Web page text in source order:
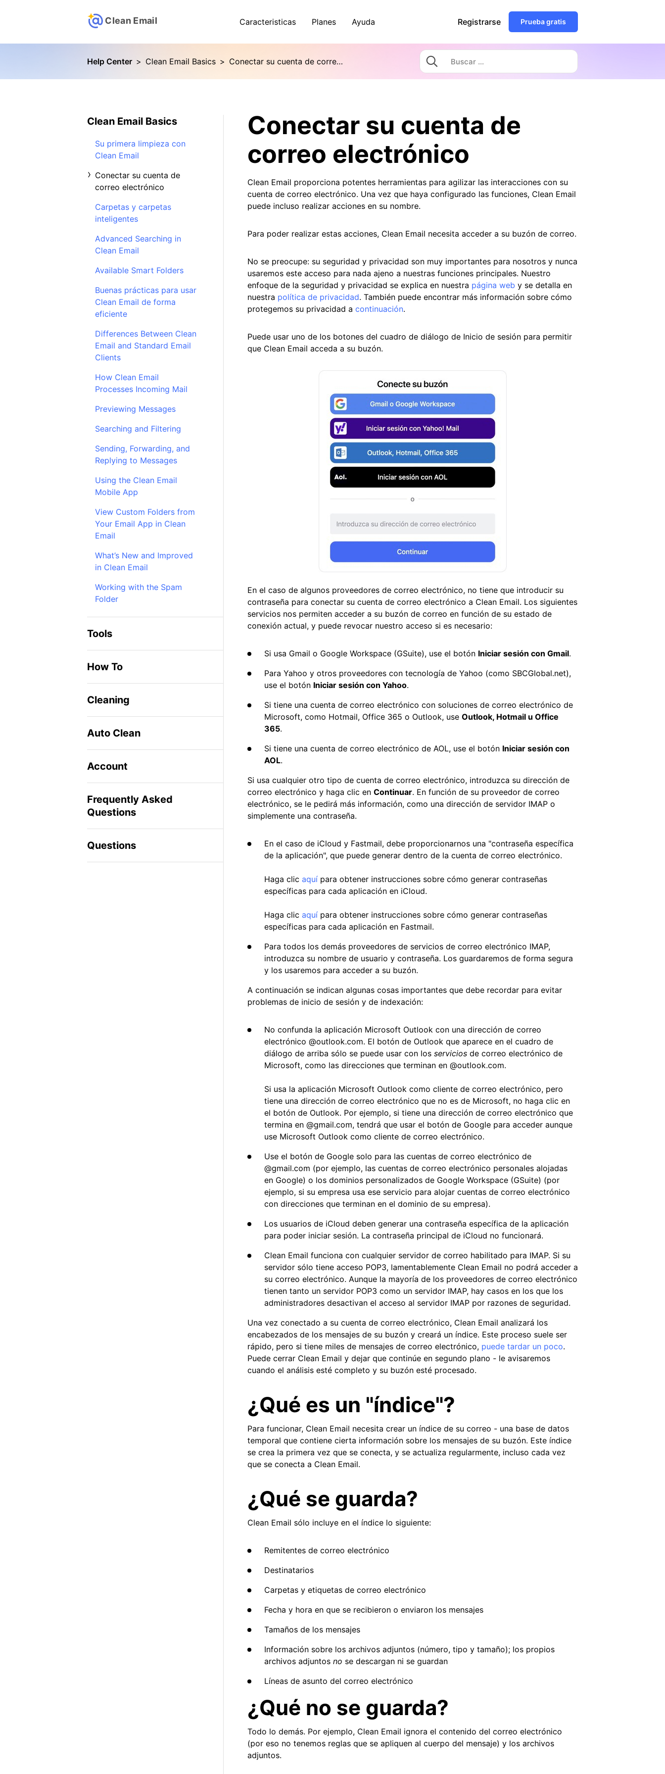
Clean Email Caracteristicas Planes Ayuda Registrarse Prueba gratis
Help Center > Clean Email Basics > Conectar su cuenta de correo electrónico
Clean Email Basics
Su primera limpieza con
Clean Email
Conectar su cuenta de
correo electrónico
Carpetas y carpetas
inteligentes
Advanced Searching in
Clean Email
Available Smart Folders
Buenas prácticas para usar
Clean Email de forma
eficiente
Differences Between Clean
Email and Standard Email
Clients
How Clean Email
Processes Incoming Mail
Previewing Messages
Searching and Filtering
Sending, Forwarding, and
Replying to Messages
Using the Clean Email
Mobile App
View Custom Folders from
Your Email App in Clean
Email
What’s New and Improved
in Clean Email
Working with the Spam
Folder
Tools
How To
Cleaning
Auto Clean
Account
Frequently Asked
Questions
Questions
Conectar su cuenta de
correo electrónico
Clean Email proporciona potentes herramientas para agilizar las interacciones con su
cuenta de correo electrónico. Una vez que haya configurado las funciones, Clean Email
puede incluso realizar acciones en su nombre.
Para poder realizar estas acciones, Clean Email necesita acceder a su buzón de correo.
No se preocupe: su seguridad y privacidad son muy importantes para nosotros y nunca
usaremos este acceso para nada ajeno a nuestras funciones principales. Nuestro
enfoque de la seguridad y privacidad se explica en nuestra página web y se detalla en
nuestra política de privacidad. También puede encontrar más información sobre cómo
protegemos su privacidad a continuación.
Puede usar uno de los botones del cuadro de diálogo de Inicio de sesión para permitir
que Clean Email acceda a su buzón.
En el caso de algunos proveedores de correo electrónico, no tiene que introducir su
contraseña para conectar su cuenta de correo electrónico a Clean Email. Los siguientes
servicios nos permiten acceder a su buzón de correo en función de su estado de
conexión actual, y puede revocar nuestro acceso si es necesario:
Si usa Gmail o Google Workspace (GSuite), use el botón Iniciar sesión con Gmail.
Para Yahoo y otros proveedores con tecnología de Yahoo (como SBCGlobal.net),
use el botón Iniciar sesión con Yahoo.
Si tiene una cuenta de correo electrónico con soluciones de correo electrónico de
Microsoft, como Hotmail, Office 365 o Outlook, use Outlook, Hotmail u Office
365.
Si tiene una cuenta de correo electrónico de AOL, use el botón Iniciar sesión con
AOL.
Si usa cualquier otro tipo de cuenta de correo electrónico, introduzca su dirección de
correo electrónico y haga clic en Continuar. En función de su proveedor de correo
electrónico, se le pedirá más información, como una dirección de servidor IMAP o
simplemente una contraseña.
En el caso de iCloud y Fastmail, debe proporcionarnos una "contraseña específica
de la aplicación", que puede generar dentro de la cuenta de correo electrónico.
Haga clic aquípara obtener instrucciones sobre cómo generar contraseñas
específicas para cada aplicación en iCloud.
Haga clic aquípara obtener instrucciones sobre cómo generar contraseñas
específicas para cada aplicación en Fastmail.
Para todos los demás proveedores de servicios de correo electrónico IMAP,
introduzca su nombre de usuario y contraseña. Los guardaremos de forma segura
y los usaremos para acceder a su buzón.
A continuación se indican algunas cosas importantes que debe recordar para evitar
problemas de inicio de sesión y de indexación:
No confunda la aplicación Microsoft Outlook con una dirección de correo
electrónico @outlook.com. El botón de Outlook que aparece en el cuadro de
diálogo de arriba sólo se puede usar con los serviciosde correo electrónico de
Microsoft, como las direcciones que terminan en @outlook.com.
Si usa la aplicación Microsoft Outlook como cliente de correo electrónico, pero
tiene una dirección de correo electrónico que no es de Microsoft, no haga clic en
el botón de Outlook. Por ejemplo, si tiene una dirección de correo electrónico que
termina en @gmail.com, tendrá que usar el botón de Google para acceder aunque
use Microsoft Outlook como cliente de correo electrónico.
Use el botón de Google solo para las cuentas de correo electrónico de
@gmail.com (por ejemplo, las cuentas de correo electrónico personales alojadas
en Google) o los dominios personalizados de Google Workspace (GSuite) (por
ejemplo, si su empresa usa ese servicio para alojar cuentas de correo electrónico
con direcciones que terminan en el dominio de su empresa).
Los usuarios de iCloud deben generar una contraseña específica de la aplicación
para poder iniciar sesión. La contraseña principal de iCloud no funcionará.
Clean Email funciona con cualquier servidor de correo habilitado para IMAP. Si su
servidor sólo tiene acceso POP3, lamentablemente Clean Email no podrá acceder a
su correo electrónico. Aunque la mayoría de los proveedores de correo electrónico
tienen tanto un servidor POP3 como un servidor IMAP, hay casos en los que los
administradores desactivan el acceso al servidor IMAP por razones de seguridad.
Una vez conectado a su cuenta de correo electrónico, Clean Email analizará los
encabezados de los mensajes de su buzón y creará un índice. Este proceso suele ser
rápido, pero si tiene miles de mensajes de correo electrónico, puede tardar un poco.
Puede cerrar Clean Email y dejar que continúe en segundo plano - le avisaremos
cuando el análisis esté completo y su buzón esté procesado.
¿Qué es un "índice"?
Para funcionar, Clean Email necesita crear un índice de su correo - una base de datos
temporal que contiene cierta información sobre los mensajes de su buzón. Este índice
se crea la primera vez que se conecta, y se actualiza regularmente, incluso cada vez
que se conecta a Clean Email.
¿Qué se guarda?
Clean Email sólo incluye en el índice lo siguiente:
Remitentes de correo electrónico
Destinatarios
Carpetas y etiquetas de correo electrónico
Fecha y hora en que se recibieron o enviaron los mensajes
Tamaños de los mensajes
Información sobre los archivos adjuntos (número, tipo y tamaño); los propios
archivos adjuntos no se descargan ni se guardan
Líneas de asunto del correo electrónico
¿Qué no se guarda?
Todo lo demás. Por ejemplo, Clean Email ignora el contenido del correo electrónico
(por eso no tenemos reglas que se apliquen al cuerpo del mensaje) y los archivos
adjuntos.